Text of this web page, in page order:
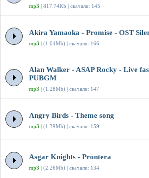
mp3 | 817.74Kb | скачали: 145
Akira Yamaoka - Promise - OST
mp3 | (1.04Mb) | скачали: 166
Alan Walker - ASAP Rocky - Live
PUBGM
mp3 | (1.28Mb) | скачали: 147
Angry Birds - Theme song
mp3 | (1.39Mb) | скачали: 159
Asgar Knights - Prontera
mp3 | (2.26Mb) | скачали: 134